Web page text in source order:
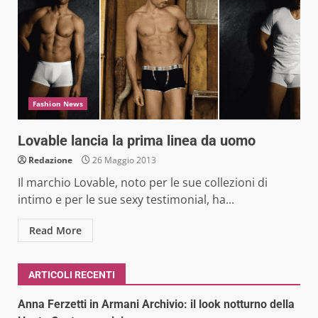
Fashion News
Lovable lancia la prima linea da uomo
Redazione 26 Maggio 2013
Il marchio Lovable, noto per le sue collezioni di
intimo e per le sue sexy testimonial, ha...
Read More
ARTICOLI RECENTI
Anna Ferzetti in Armani Archivio: il look notturno della